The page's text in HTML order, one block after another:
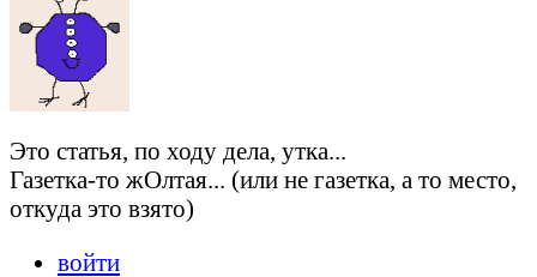
Это статья, по ходу дела, утка...
Газетка-то жОлтая... (или не газетка, а то место,
откуда это взято)
войти